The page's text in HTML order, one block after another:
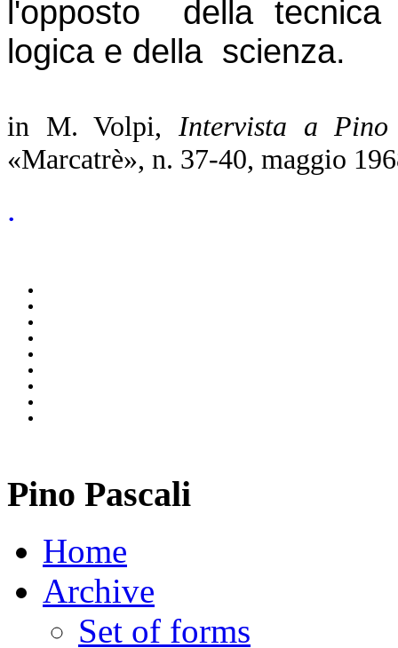
l'opposto della tecnica
logica e della scienza.
in M. Volpi, Intervista a
«Marcatrè», n. 37-40, maggio
.
Pino Pascali
Home
Archive
Set of forms